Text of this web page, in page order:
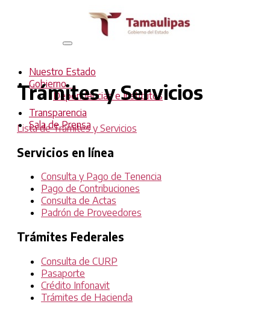
Interruptor
Navegación
Nuestro Estado
Gobierno
Dependencias e Institutos
Transparencia
Sala de Prensa
Trámites y Servicios
Lista de Trámites y Servicios
Servicios en línea
Consulta y Pago de Tenencia
Pago de Contribuciones
Consulta de Actas
Padrón de Proveedores
Trámites Federales
Consulta de CURP
Pasaporte
Crédito Infonavit
Trámites de Hacienda